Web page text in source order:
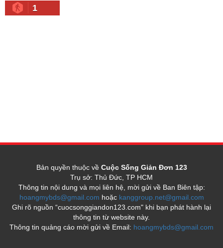
1
Bản quyền thuộc về Cuộc Sống Giản Đơn 123
Trụ sở: Thủ Đức, TP HCM
Thông tin nội dung và mọi liên hệ, mời gửi về Ban Biên tập:
hoangmybds@gmail.com hoặc kanggroup.net@gmail.com
Ghi rõ nguồn “cuocsonggiandon123.com" khi bạn phát hành lại
thông tin từ website này.
Thông tin quảng cáo mời gửi về Email: hoangmybds@gmail.com